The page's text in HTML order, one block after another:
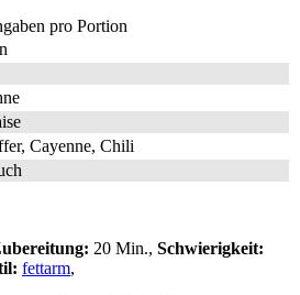
pro Portion
Cayenne, Chili
20 Min., Schwierigkeit:
fettarm,